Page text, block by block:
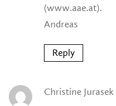
(www.aae.at).
Andreas
Reply
Christine Jurasek